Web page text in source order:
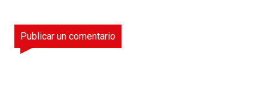
Publicar un comentario